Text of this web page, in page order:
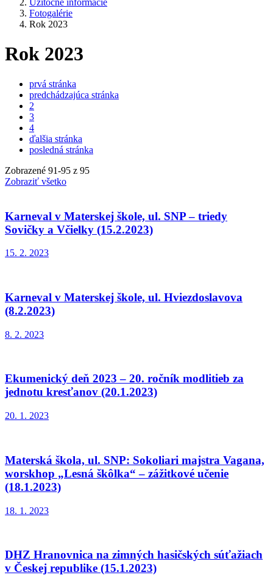
Užitočné informácie
Fotogalérie
Rok 2023
Rok 2023
prvá stránka
predchádzajúca stránka
2
3
4
ďalšia stránka
posledná stránka
Zobrazené 91-95 z 95
Zobraziť všetko
Karneval v Materskej škole, ul. SNP – triedy
Sovičky a Včielky (15.2.2023)
15. 2. 2023
Karneval v Materskej škole, ul. Hviezdoslavova
(8.2.2023)
8. 2. 2023
Ekumenický deň 2023 – 20. ročník modlitieb za
jednotu kresťanov (20.1.2023)
20. 1. 2023
Materská škola, ul. SNP: Sokoliari majstra Vagana,
worskhop „Lesná škôlka“ – zážitkové učenie
(18.1.2023)
18. 1. 2023
DHZ Hranovnica na zimných hasičských súťažiach
v Českej republike (15.1.2023)